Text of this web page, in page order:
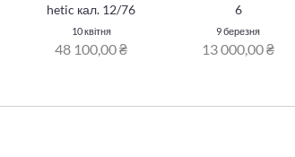
hetic кал. 12/76
10 квітня
48 100,00 ₴
6
9 березня
13 000,00 ₴